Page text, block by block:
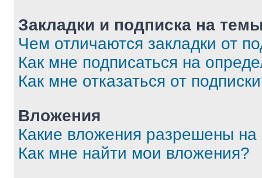
Закладки и подписка на
Чем отличаются закладки от
Как мне подписаться на
Как мне отказаться от
Вложения
Какие вложения разрешены
Как мне найти мои вложения?